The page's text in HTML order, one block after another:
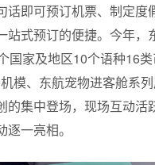
话即可预订机票、制定度
站式预订的便捷。今年，
国家及地区10个语种16
模、东航宠物进客舱系
的集中登场，现场互动活
一亮相。